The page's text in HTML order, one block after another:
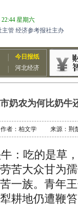
奶农为何比奶牛
者：柏文学 来源：荆
：吃的是草
苦大众甘为
一族。青年
耕地仍遭鞭